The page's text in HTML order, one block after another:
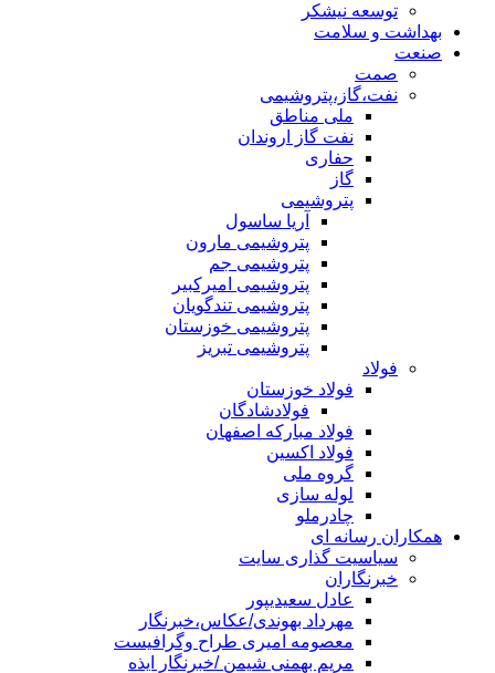
توسعه نیشکر
بهداشت و سلامت
صنعت
صمت
نفت،گاز،پتروشیمی
ملی مناطق
نفت گاز اروندان
حفاری
گاز
پتروشیمی
آریا ساسول
پتروشیمی مارون
پتروشیمی جم
پتروشیمی امیرکبیر
پتروشیمی تندگویان
پتروشیمی خوزستان
پتروشیمی تبریز
فولاد
فولاد خوزستان
فولادشادگان
فولاد مبارکه اصفهان
فولاد اکسین
گروه ملی
لوله سازی
چادرملو
همکاران رسانه ای
سیاسیت گذاری سایت
خبرنگاران
عادل سعیدیپور
مهرداد بهوندی/عکاس،خبرنگار
معصومه امیری طراح وگرافیست
مریم بهمنی شیمن /خبرنگار ایذه